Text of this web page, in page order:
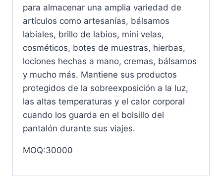
para almacenar una amplia variedad de
artículos como artesanías, bálsamos
labiales, brillo de labios, mini velas,
cosméticos, botes de muestras, hierbas,
lociones hechas a mano, cremas, bálsamos
y mucho más. Mantiene sus productos
protegidos de la sobreexposición a la luz,
las altas temperaturas y el calor corporal
cuando los guarda en el bolsillo del
pantalón durante sus viajes.
MOQ:30000